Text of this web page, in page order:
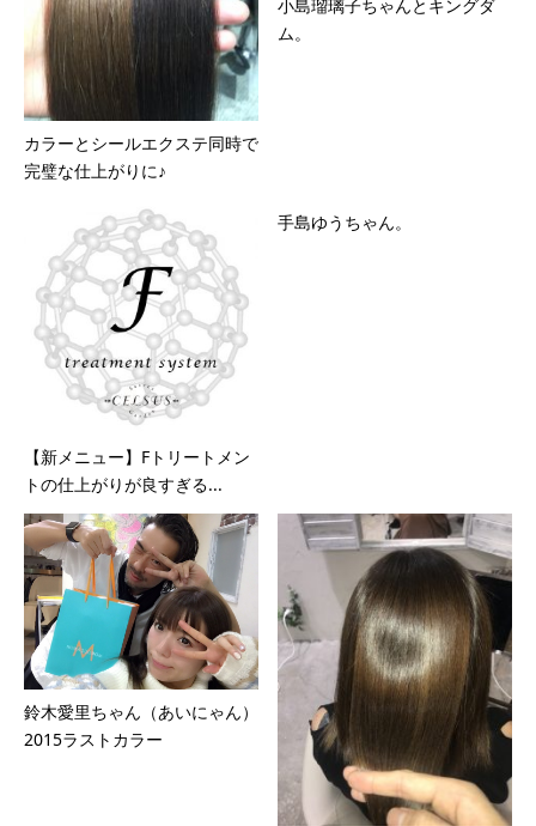
カラーとシールエクステ同時で
完璧な仕上がりに♪
小島瑠璃子ちゃんとキングダ
ム。
【新メニュー】Fトリートメン
トの仕上がりが良すぎる...
手島ゆうちゃん。
鈴木愛里ちゃん（あいにゃん）
2015ラストカラー